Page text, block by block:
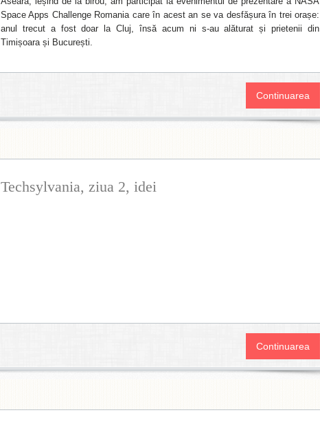
Space Apps Challenge Romania care în acest an se va desfășura în trei orașe:
anul trecut a fost doar la Cluj, însă acum ni s-au alăturat și prietenii din
Timișoara și București.
Continuarea
Techsylvania, ziua 2, idei
Continuarea